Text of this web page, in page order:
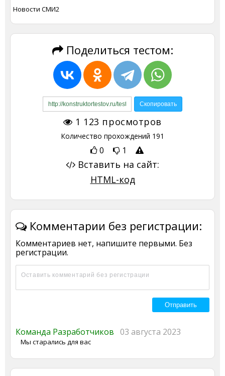
Новости СМИ2
Поделиться тестом:
1 123 просмотров
Количество прохождений 191
0 1
Вставить на сайт:
HTML-код
Комментарии без регистрации:
Комментариев нет, напишите первыми. Без
регистрации.
Команда Разработчиков 03 августа 2023
Мы старались для вас